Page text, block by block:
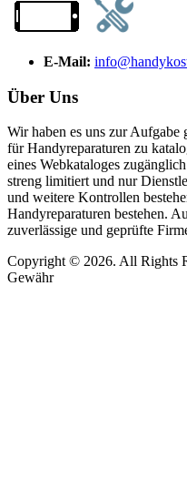
E-Mail:
Über Uns
Wir haben es uns zur Aufgabe
für Handyreparaturen zu
eines Webkataloges
streng limitiert und nur
und weitere Kontrollen
Handyreparaturen bestehen.
zuverlässige und geprüfte
Copyright © 2026. All Rights
Gewähr